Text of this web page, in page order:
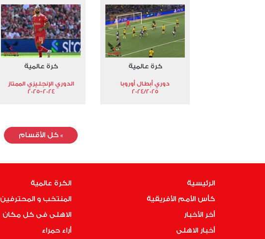
كرة عالمية
دوري أبطال أوروبا
2024/2025
كرة عالمية
الدوري الإنجليزي الممتاز
2024-2025
»كل الأقسام
الرئيسية
كأس الأمم الأفريقية
أخر الأخبار
أخبار الاهلى
الكرة عالمية
المنتخب و المحترفين
الاهلى فى كل مكان
أراء حمراء